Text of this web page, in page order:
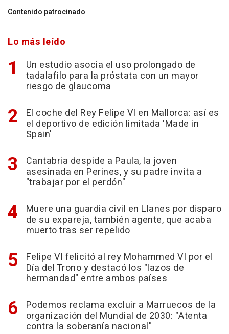
Contenido patrocinado
Lo más leído
Un estudio asocia el uso prolongado de
tadalafilo para la próstata con un mayor
riesgo de glaucoma
El coche del Rey Felipe VI en Mallorca: así es
el deportivo de edición limitada 'Made in
Spain'
Cantabria despide a Paula, la joven
asesinada en Perines, y su padre invita a
"trabajar por el perdón"
Muere una guardia civil en Llanes por disparo
de su expareja, también agente, que acaba
muerto tras ser repelido
Felipe VI felicitó al rey Mohammed VI por el
Día del Trono y destacó los "lazos de
hermandad" entre ambos países
Podemos reclama excluir a Marruecos de la
organización del Mundial de 2030: "Atenta
contra la soberanía nacional"